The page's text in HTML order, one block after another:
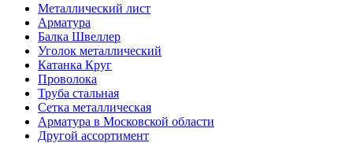
Металлический лист
Арматура
Балка Швеллер
Уголок металлический
Катанка Круг
Проволока
Труба стальная
Сетка металлическая
Арматура в Московской области
Другой ассортимент